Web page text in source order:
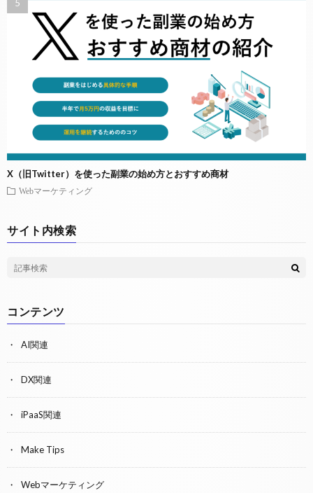
X（旧Twitter）を使った副業の始め方とおすすめ商材
Webマーケティング
サイト内検索
コンテンツ
AI関連
DX関連
iPaaS関連
Make Tips
Webマーケティング